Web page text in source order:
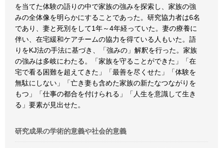
を当てた体験の語りの中で家族の強みを探索し、家族の強
みの全体像を明らかにすることであった。研究協力者は6名
であり、妻と死別をして1年～4年経っていた。妻の療養に
伴い、在宅緩和ケアチームの協力を得ている人もいた。語
りをKJ法の手法に基づき、「強みの」解釈を行った。家族
の強みは多岐にわたる。「家族を守ることができた」「在
宅で看る困難を超えてきた」「最善を尽くせた」「体験を
無駄にしない」「亡き妻も含めた家族の新たなつながりを
もつ」「仕事の都合を付けられる」「人生を意識して生き
る」要素が見出せた。
研究成果の学術的意義や社会的意義